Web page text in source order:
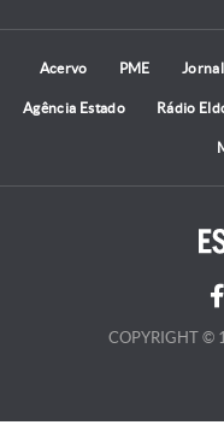
Acervo PME
Agência Estado Rádio
COPYRIGHT ©